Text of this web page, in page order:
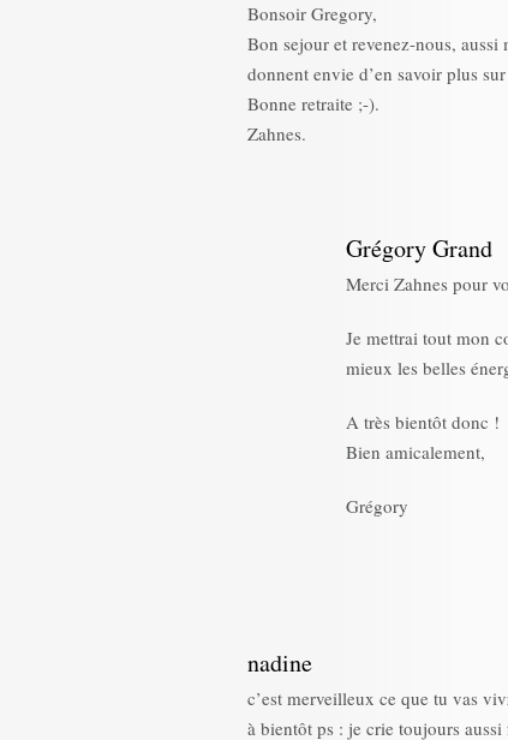
Bonsoir Gregory,
Bon sejour et revenez-nous,
donnent envie d’en savoir plus
Bonne retraite ;-).
Zahnes.
Grégory Grand
Merci Zahnes pour
Je mettrai tout mon
mieux les belles
A très bientôt donc !
Bien amicalement,
Grégory
nadine
c’est merveilleux ce que tu vas
à bientôt ps : je crie toujours